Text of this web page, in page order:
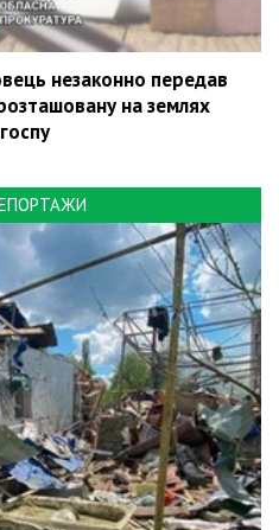
незаконно передав
на землях